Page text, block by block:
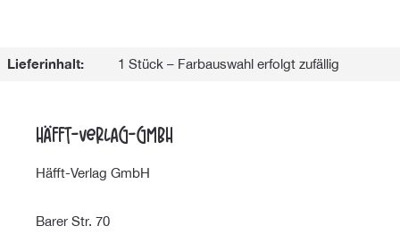
Lieferinhalt: 1 Stück – Farbauswahl erfolgt zufällig
Häfft-Verlag-GmbH
Häfft-Verlag GmbH
Barer Str. 70